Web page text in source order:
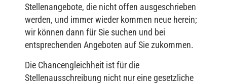
Stellenangebote, die nicht offen ausgeschrieben
werden, und immer wieder kommen neue herein;
wir können dann für Sie suchen und bei
entsprechenden Angeboten auf Sie zukommen.
Die Chancengleichheit ist für die
Stellenausschreibung nicht nur eine gesetzliche